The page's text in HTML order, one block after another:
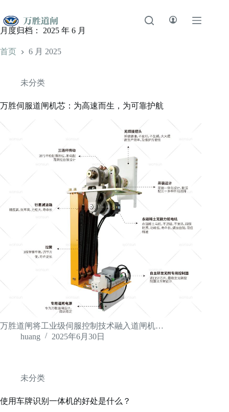
至
内
容
月度归档： 2025 年 6 月
首页 6 月 2025
未分类
万胜伺服道闸机芯：为高速而生，为可靠护航
万胜道闸将工业级伺服控制技术融入道闸机…
huang
2025年6月30日
未分类
使用车牌识别一体机的好处是什么？